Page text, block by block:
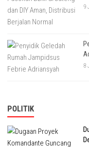
9
8
POLITIK